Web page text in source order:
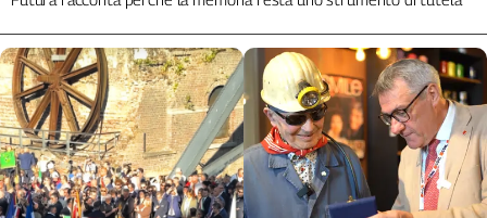
Campania
Emilia-
Romagna
Friuli
Venezia
Giulia
Lazio